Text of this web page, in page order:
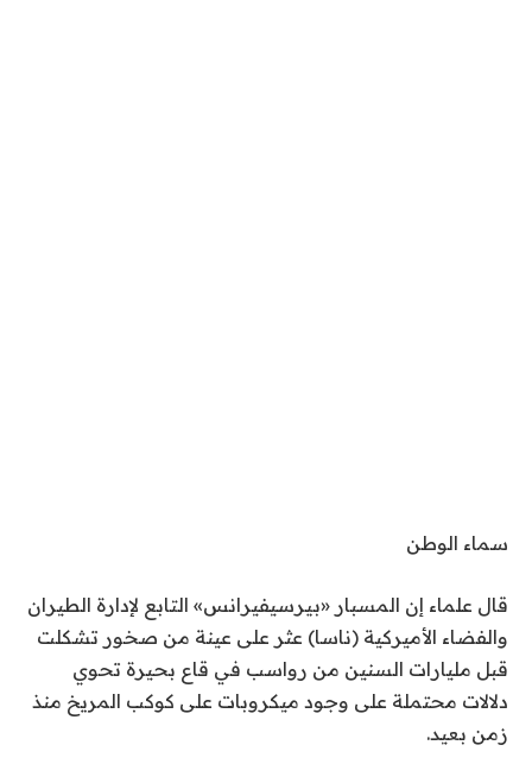
سماء الوطن
قال علماء إن المسبار «بيرسيفيرانس» التابع لإدارة الطيران
والفضاء الأميركية (ناسا) عثر على عينة من صخور تشكلت
قبل مليارات السنين من رواسب في قاع بحيرة تحوي
دلالات محتملة على وجود ميكروبات على كوكب المريخ منذ
زمن بعيد.